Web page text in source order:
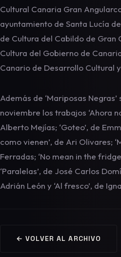
Cultural Canaria Gran
ayuntamiento de Santa Lucía
de Cultura del Cabildo de Gran
Cultura del Gobierno de
Canario de Desarrollo Cultural
Además de ‘Mariposas
noviembre los trabajos ‘Ahora
Alberto Mejías; ‘Goteo’, de
como vienen’, de Ari Olivares;
Ferradas; ‘No mean in the
‘Paralelas’, de José Carlos
Adrián León y ‘Al fresco’, de
← VOLVER AL ARCHIVO